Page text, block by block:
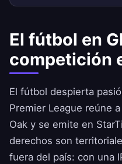
El fútbol en
competición
El fútbol despierta
Premier League reúne
Oak y se emite en
derechos son
fuera del país: con una